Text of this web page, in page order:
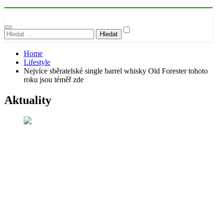
Vyhledávání
Home
Lifestyle
Nejvíce sběratelské single barrel whisky Old Forester tohoto
roku jsou téměř zde
Aktuality